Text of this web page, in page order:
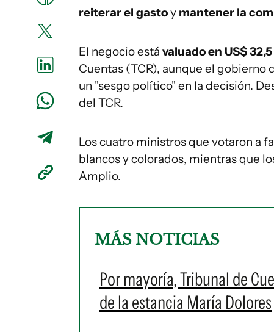
reiterar el gastoy mantener la
El negocio está valuado en US$
Cuentas (TCR), aunque el gobierno
un "sesgo político" en la decisión.
del TCR.
Los cuatro ministros que votaron a
blancos y colorados, mientras que
Amplio.
MÁS NOTICIAS
Por mayoría, Tribunal de
de la estancia María Dolores